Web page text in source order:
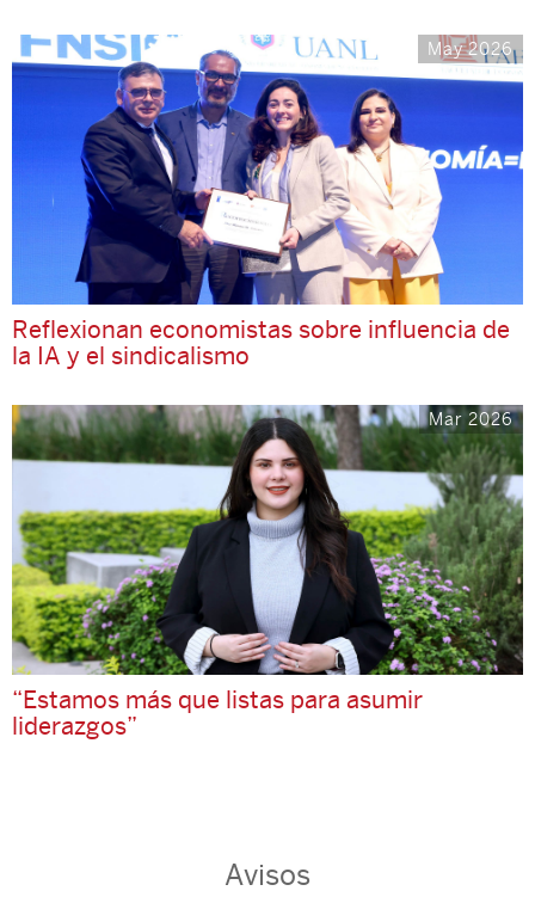
May 2026
Reflexionan economistas sobre influencia de
la IA y el sindicalismo
Mar 2026
“Estamos más que listas para asumir
liderazgos”
Avisos